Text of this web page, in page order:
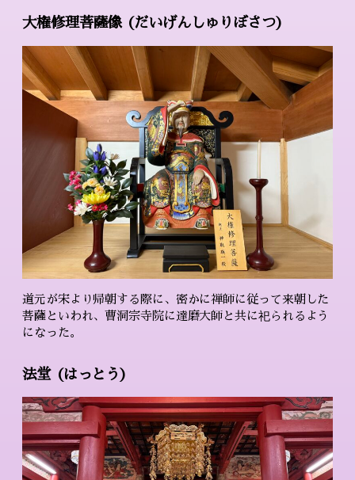
大権修理菩薩像 (だいげんしゅりぼさつ)
道元が宋より帰朝する際に、密かに禅師に従って来朝した
菩薩といわれ、曹洞宗寺院に達磨大師と共に祀られるよう
になった。
法堂 (はっとう)